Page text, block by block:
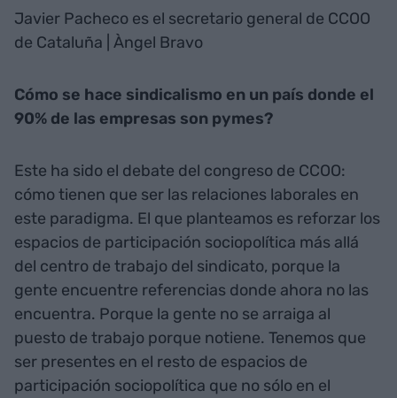
Javier Pacheco es el secretario general de CCOO
de Cataluña | Àngel Bravo
Cómo se hace sindicalismo en un país donde el
90% de las empresas son pymes?
Este ha sido el debate del congreso de CCOO:
cómo tienen que ser las relaciones laborales en
este paradigma. El que planteamos es reforzar los
espacios de participación sociopolítica más allá
del centro de trabajo del sindicato, porque la
gente encuentre referencias donde ahora no las
encuentra. Porque la gente no se arraiga al
puesto de trabajo porque notiene. Tenemos que
ser presentes en el resto de espacios de
participación sociopolítica que no sólo en el